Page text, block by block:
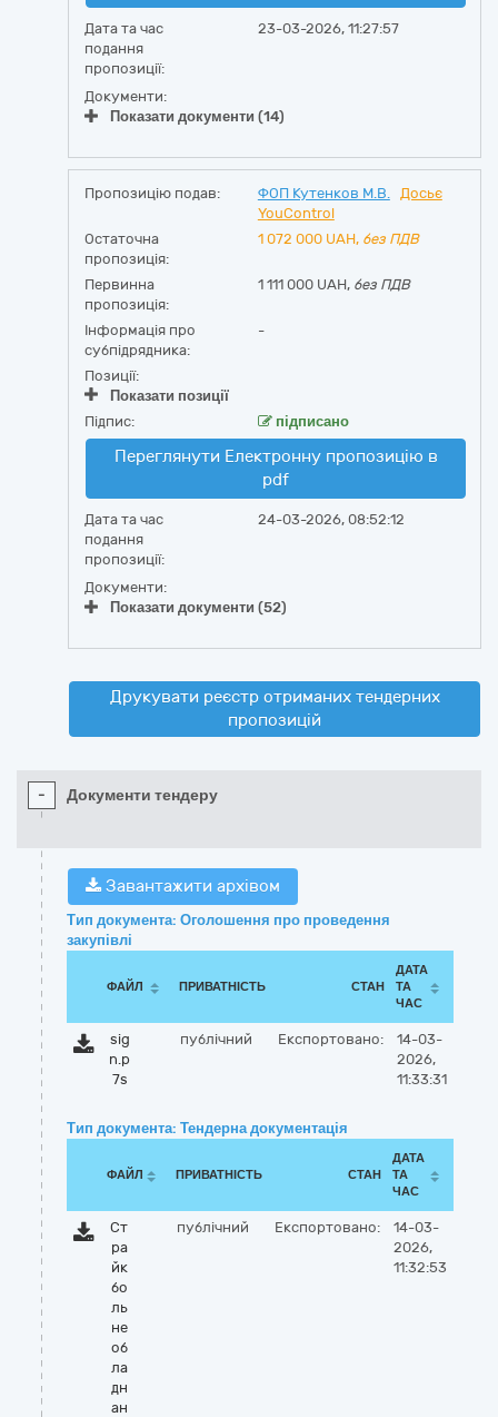
Дата та час
подання
пропозиції:
23-03-2026, 11:27:57
Документи:
Показати документи (14)
Пропозицію подав: ФОП Кутенков М.В.
Досьє
YouControl
Остаточна
пропозиція:
1 072 000 UAH, без ПДВ
Первинна
пропозиція:
1 111 000 UAH, без ПДВ
Інформація про
субпідрядника:
-
Позиції:
Показати позиції
Підпис:
підписано
Переглянути Електронну пропозицію в
pdf
Дата та час
подання
пропозиції:
24-03-2026, 08:52:12
Документи:
Показати документи (52)
Друкувати реєстр отриманих тендерних
пропозицій
- Документи тендеру
Завантажити архівом
Тип документа: Оголошення про проведення
закупівлі
ФАЙЛ ПРИВАТНІСТЬ СТАН
ДАТА
ТА
ЧАС
sig
n.p
7s
публічний Експортовано:
14-03-
2026,
11:33:31
Тип документа: Тендерна документація
ФАЙЛ ПРИВАТНІСТЬ СТАН
ДАТА
ТА
ЧАС
Ст
ра
йк
бо
ль
не
об
ла
дн
ан
публічний Експортовано:
14-03-
2026,
11:32:53